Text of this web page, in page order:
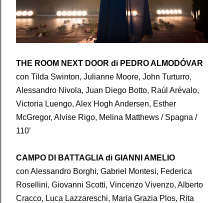
THE ROOM NEXT DOOR di PEDRO ALMODÓVAR
con Tilda Swinton, Julianne Moore, John Turturro,
Alessandro Nivola, Juan Diego Botto, Raúl Arévalo,
Victoria Luengo, Alex Hogh Andersen, Esther
McGregor, Alvise Rigo, Melina Matthews / Spagna /
110’
CAMPO DI BATTAGLIA di GIANNI AMELIO
con Alessandro Borghi, Gabriel Montesi, Federica
Rosellini, Giovanni Scotti, Vincenzo Vivenzo, Alberto
Cracco, Luca Lazzareschi, Maria Grazia Plos, Rita